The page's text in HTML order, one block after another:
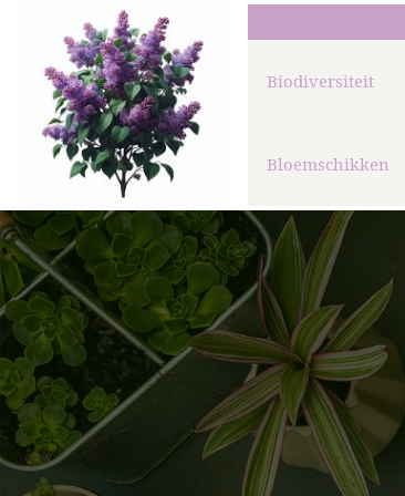
Biodiversiteit
Bloemschikken